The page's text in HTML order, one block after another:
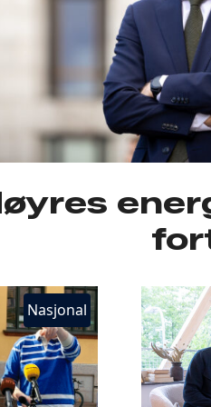
Nasjonal